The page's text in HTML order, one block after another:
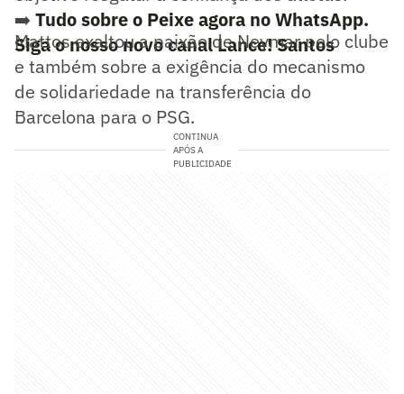
➡️ Tudo sobre o Peixe agora no WhatsApp.
Siga o nosso novo canal Lance! Santos
Mattos exaltou a paixão de Neymar pelo clube
e também sobre a exigência do mecanismo
de solidariedade na transferência do
Barcelona para o PSG.
CONTINUA
APÓS A
PUBLICIDADE